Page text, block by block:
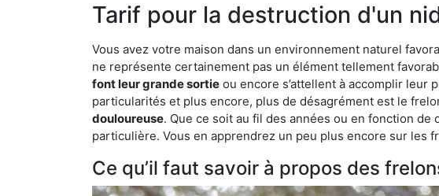
Tarif pour la destruction d'un
Vous avez votre maison dans un environnement naturel
ne représente certainement pas un élément tellement
font leur grande sortie ou encore s’attellent à accomplir
particularités et plus encore, plus de désagrément est le
douloureuse. Que ce soit au fil des années ou en fonction
particulière. Vous en apprendrez un peu plus encore sur les
Ce qu’il faut savoir à propos des